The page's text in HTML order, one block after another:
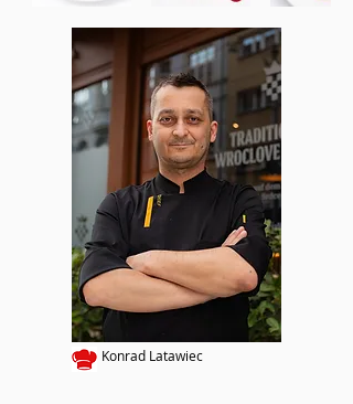
Konrad Latawiec